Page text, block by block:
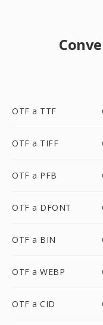
OTF a TTF
OTF a TIFF
OTF a PFB
OTF a DFONT
OTF a BIN
OTF a WEBP
OTF a CID